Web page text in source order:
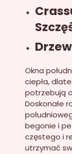
Okna
ciepła,
potrzebują
Doskonałe
begonie i
częstego i
utrzymać